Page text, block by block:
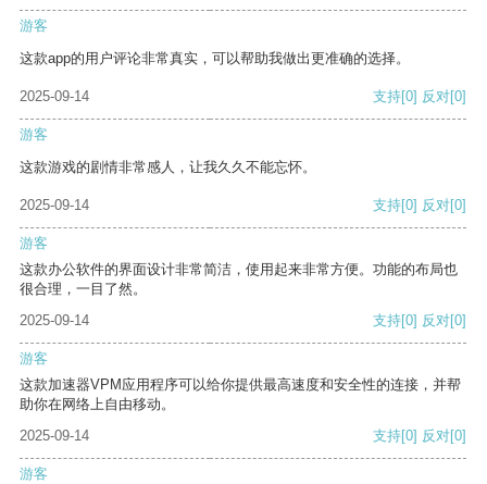
游客
这款app的用户评论非常真实，可以帮助我做出更准确的选择。
2025-09-14 支持[0] 反对[0]
游客
这款游戏的剧情非常感人，让我久久不能忘怀。
2025-09-14 支持[0] 反对[0]
游客
这款办公软件的界面设计非常简洁，使用起来非常方便。功能的布局也
很合理，一目了然。
2025-09-14
支持[0] 反对[0]
游客
这款加速器VPM应用程序可以给你提供最高速度和安全性的连接，并帮
助你在网络上自由移动。
2025-09-14
支持[0] 反对[0]
游客